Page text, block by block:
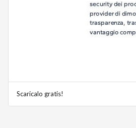
Scaricalo gratis!